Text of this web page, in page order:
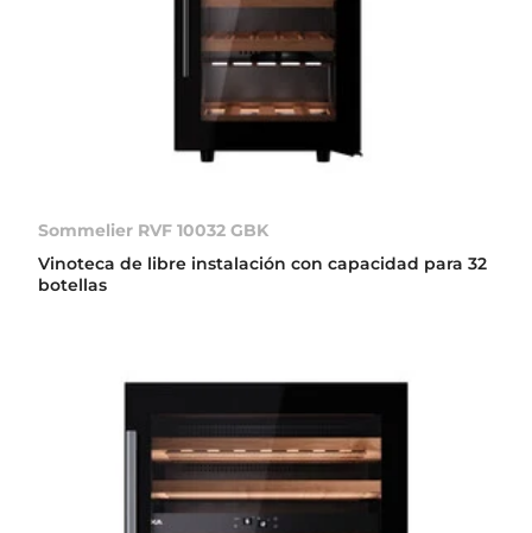
Sommelier RVF 10032 GBK
Vinoteca de libre instalación con capacidad para 32
botellas